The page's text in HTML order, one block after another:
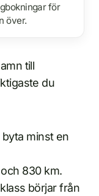
för
över.
till
du
minst en
830 km.
börjar från